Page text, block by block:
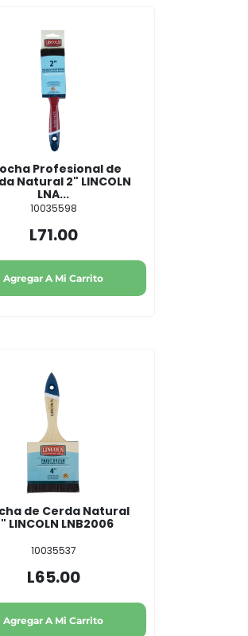
Profesional de
Natural 2" LINCOLN
LNA...
10035598
L71.00
Agregar A Mi Carrito
de Cerda Natural
LINCOLN LNB2006
10035537
L65.00
Agregar A Mi Carrito